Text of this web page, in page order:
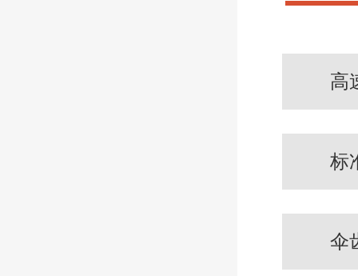
高
标
伞